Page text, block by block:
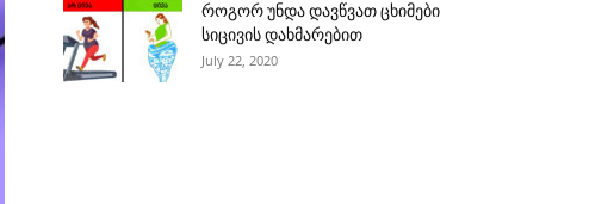
როგორ უნდა დავწვათ ცხიმები
სიცივის დახმარებით
July 22, 2020